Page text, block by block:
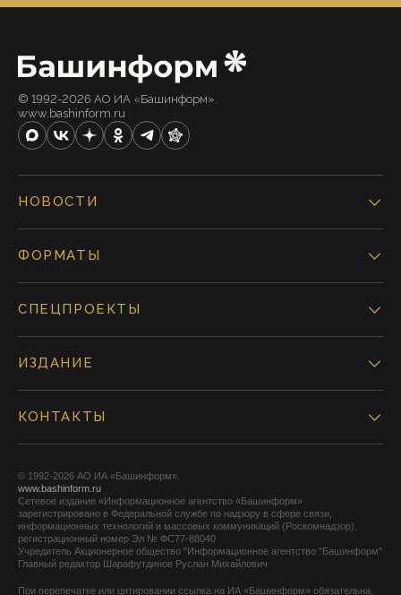
© 1992-2026 АО ИА «Башинформ».
www.bashinform.ru
НОВОСТИ
ФОРМАТЫ
СПЕЦПРОЕКТЫ
ИЗДАНИЕ
КОНТАКТЫ
© 1992-2026 АО ИА «Башинформ».
www.bashinform.ru
Сетевое издание «Информационное агентство «Башинформ»
зарегистрировано в Федеральной службе по надзору в сфере связи,
информационных технологий и массовых коммуникаций (Роскомнадзор),
регистрационный номер Эл № ФС77-88040
Учредитель Акционерное общество "Информационное агентство "Башинформ"
Главный редактор Шарафутдинов Руслан Михайлович
При перепечатке или цитировании ссылка на ИА «Башинформ» обязательна.